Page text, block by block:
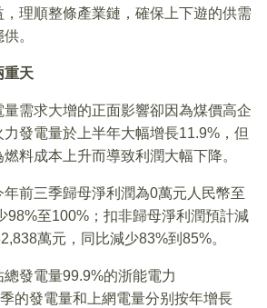
理順整條產業鏈，確保上下遊的供需
。
重天
需求大增的正面影響卻因為煤價高企
發電量於上半年大幅增長11.9%，但
料成本上升而導致利潤大幅下降。
前三季歸母淨利潤為0萬元人民幣至
98%至100%；扣非歸母淨利潤預計減
萬元，同比減少83%到85%。
發電量99.9%的浙能電力
的發電量和上網電量分别按年增長